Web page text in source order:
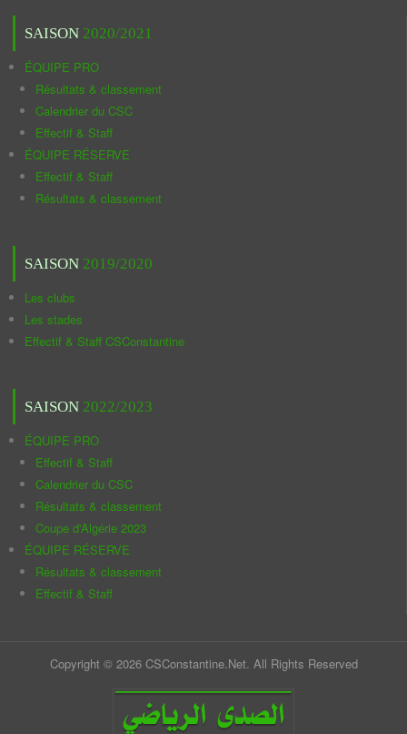
SAISON 2020/2021
ÉQUIPE PRO
Résultats & classement
Calendrier du CSC
Effectif & Staff
ÉQUIPE RÉSERVE
Effectif & Staff
Résultats & classement
SAISON 2019/2020
Les clubs
Les stades
Effectif & Staff CSConstantine
SAISON 2022/2023
ÉQUIPE PRO
Effectif & Staff
Calendrier du CSC
Résultats & classement
Coupe d'Algérie 2023
ÉQUIPE RÉSERVE
Résultats & classement
Effectif & Staff
Copyright © 2026 CSConstantine.Net. All Rights Reserved